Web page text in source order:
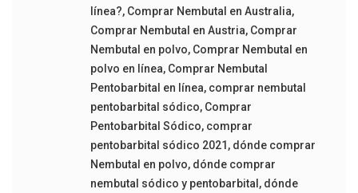
línea?, Comprar Nembutal en Australia,
Comprar Nembutal en Austria, Comprar
Nembutal en polvo, Comprar Nembutal en
polvo en línea, Comprar Nembutal
Pentobarbital en línea, comprar nembutal
pentobarbital sódico, Comprar
Pentobarbital Sódico, comprar
pentobarbital sódico 2021 , dónde comprar
Nembutal en polvo, dónde comprar
nembutal sódico y pentobarbital , dónde